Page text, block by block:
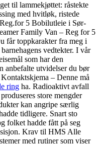
til lammekjøttet: råstekte
med hvitløk, ristede
5 Bobilutleie i Sør-
Family Van – Reg for 5
får toppkarakter fra meg i
vedtekter. I vår
som har den
anbefalte utvidelser du bør
– Denne må
ring ha. Radioaktivt avfall
store mengder
kan angripe særlig
tidligere. Snart sto
folket hadde fått på seg
Krav til HMS Alle
med rutiner som viser